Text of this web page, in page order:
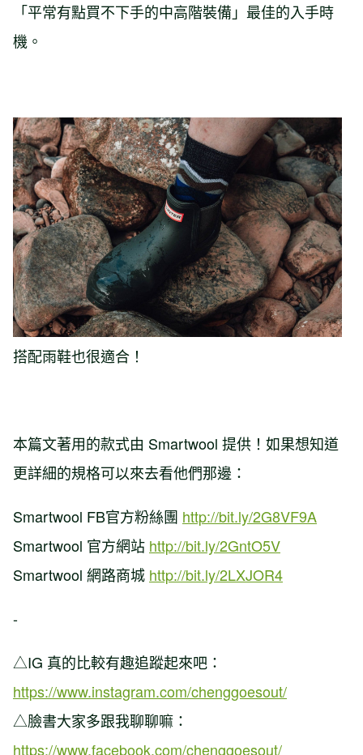
「平常有點買不下手的中高階裝備」最佳的入手時
機。
搭配雨鞋也很適合！
本篇文著用的款式由 Smartwool 提供！如果想知道
更詳細的規格可以來去看他們那邊：
Smartwool FB官方粉絲團 http://bit.ly/2G8VF9A
Smartwool 官方網站 http://bit.ly/2GntO5V
Smartwool 網路商城 http://bit.ly/2LXJOR4
-
△IG 真的比較有趣追蹤起來吧：
https://www.instagram.com/chenggoesout/
△臉書大家多跟我聊聊嘛：
https://www.facebook.com/chenggoesout/